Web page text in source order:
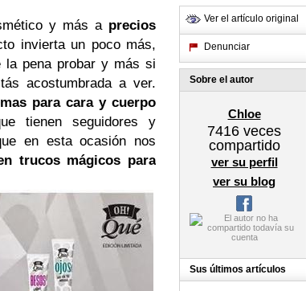
y más a precios
invierta un poco más,
la pena probar y más si
acostumbrada a ver.
para cara y cuerpo
tienen seguidores y
en esta ocasión nos
trucos mágicos para
Ver el artículo original
Denunciar
Sobre el autor
Chloe
7416 veces
compartido
ver su perfil
ver su blog
Sus últimos artículos